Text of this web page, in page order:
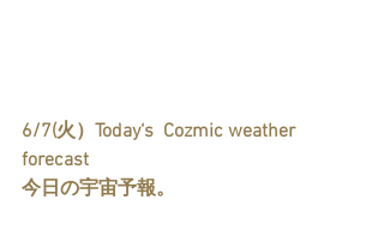
6/7(火）Today‘s  Cozmic weather
forecast
今日の宇宙予報。